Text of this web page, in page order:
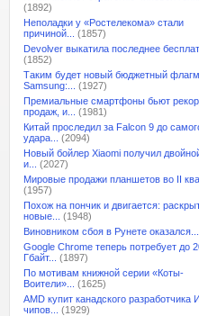
(1892)
Неполадки у «Ростелекома» стали
причиной...
(1857)
Devolver выкатила последнее
(1852)
Таким будет новый бюджетный
Samsung:...
(1927)
Премиальные смартфоны бьют
продаж, и...
(1981)
Китай проследил за Falcon 9 до
удара...
(2094)
Новый бойлер Xiaomi получил
и...
(2027)
Мировые продажи планшетов во II
(1957)
Похож на пончик и двигается:
новые...
(1948)
Виновником сбоя в Рунете оказался...
Google Chrome теперь потребует до
Гбайт...
(1897)
По мотивам книжной серии «Коты-
Воители»...
(1625)
AMD купит канадского разработчика
чипов...
(1929)